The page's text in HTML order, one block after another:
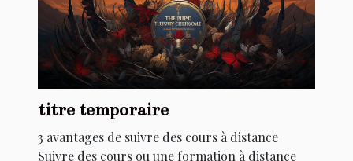
titre temporaire
3 avantages de suivre des cours à distance
Suivre des cours ou une formation à distance